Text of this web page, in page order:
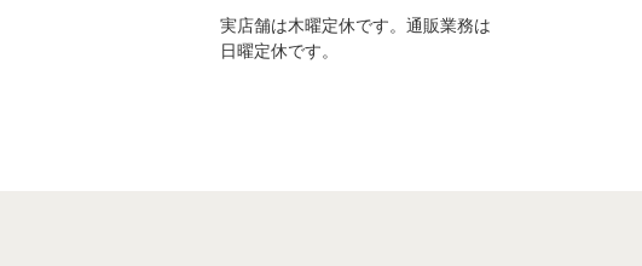
実店舗は木曜定休です。通販業務は
日曜定休です。